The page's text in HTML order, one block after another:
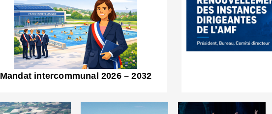
Mandat intercommunal 2026 – 2032